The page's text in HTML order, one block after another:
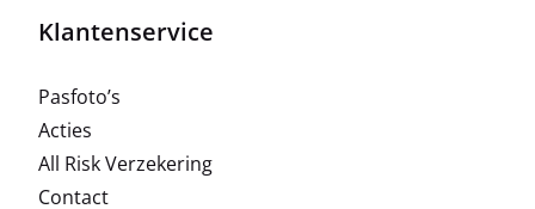
Klantenservice
Pasfoto’s
Acties
All Risk Verzekering
Contact